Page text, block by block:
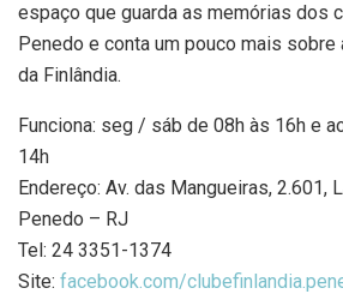
espaço que guarda as memórias dos
Penedo e conta um pouco mais
da Finlândia.
Funciona: seg / sáb de 08h às 16h e
14h
Endereço: Av. das Mangueiras, 2.601,
Penedo – RJ
Tel: 24 3351-1374
Site: facebook.com/